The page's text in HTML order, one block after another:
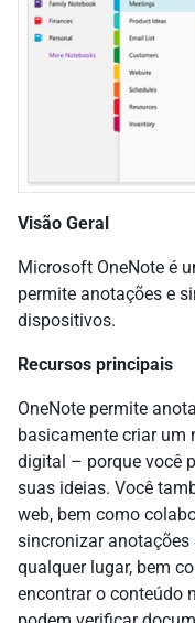
Visão Geral
Microsoft OneNote é
permite anotações e
dispositivos.
Recursos principais
OneNote permite
basicamente criar um
digital – porque você
suas ideias. Você
web, bem como
sincronizar anotações
qualquer lugar, bem
encontrar o conteúdo